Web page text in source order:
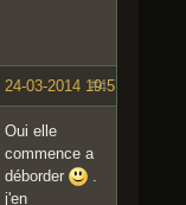
#4
24-03-2014 19:57:20
Oui elle
commence a
déborder
.
j'en